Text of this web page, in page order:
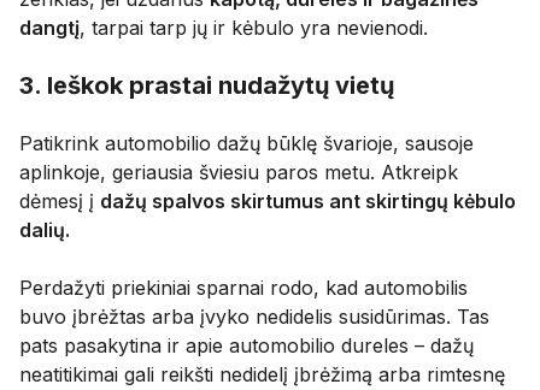
dangtį, tarpai tarp jų ir kėbulo yra nevienodi.
3. Ieškok prastai nudažytų vietų
Patikrink automobilio dažų būklę švarioje, sausoje
aplinkoje, geriausia šviesiu paros metu. Atkreipk
dėmesį į dažų spalvos skirtumus ant skirtingų kėbulo
dalių.
Perdažyti priekiniai sparnai rodo, kad automobilis
buvo įbrėžtas arba įvyko nedidelis susidūrimas. Tas
pats pasakytina ir apie automobilio dureles – dažų
neatitikimai gali reikšti nedidelį įbrėžimą arba rimtesnę